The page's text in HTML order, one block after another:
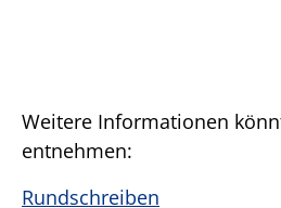
Weitere Informationen
entnehmen:
Rundschreiben